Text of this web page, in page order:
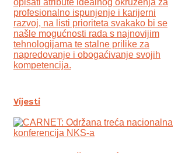
profesionalno ispunjenje i karijerni
razvoj, na listi prioriteta svakako bi se
našle mogućnosti rada s najnovijim
tehnologijama te stalne prilike za
napredovanje i obogaćivanje svojih
kompetencija.
Vijesti